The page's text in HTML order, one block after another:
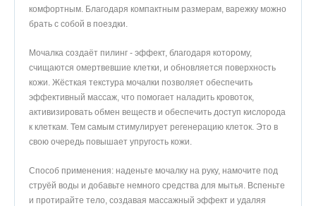
комфортным. Благодаря компактным размерам, варежку можно
брать с собой в поездки.
Мочалка создаёт пилинг - эффект, благодаря которому,
счищаются омертвевшие клетки, и обновляется поверхность
кожи. Жёсткая текстура мочалки позволяет обеспечить
эффективный массаж, что помогает наладить кровоток,
активизировать обмен веществ и обеспечить доступ кислорода
к клеткам. Тем самым стимулирует регенерацию клеток. Это в
свою очередь повышает упругость кожи.
Способ применения: наденьте мочалку на руку, намочите под
струёй воды и добавьте немного средства для мытья. Вспеньте
и протирайте тело, создавая массажный эффект и удаляя